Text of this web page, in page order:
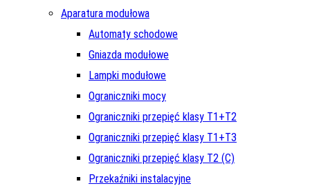
Aparatura modułowa
Automaty schodowe
Gniazda modułowe
Lampki modułowe
Ograniczniki mocy
Ograniczniki przepięć klasy T1+T2
Ograniczniki przepięć klasy T1+T3
Ograniczniki przepięć klasy T2 (C)
Przekaźniki instalacyjne